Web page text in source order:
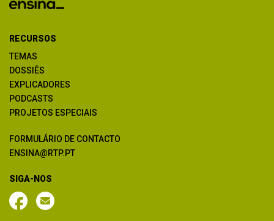
RECURSOS
TEMAS
DOSSIÊS
EXPLICADORES
PODCASTS
PROJETOS ESPECIAIS
FORMULÁRIO DE CONTACTO
ENSINA@RTP.PT
SIGA-NOS